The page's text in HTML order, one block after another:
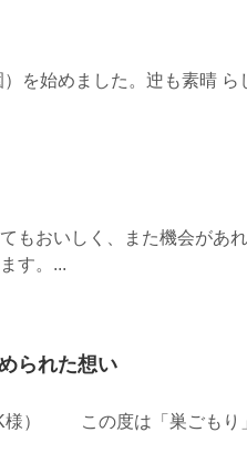
を始めました。迚も素晴 ら
もおいしく、また機会があれ
す。...
られた想い
「巣ごもり